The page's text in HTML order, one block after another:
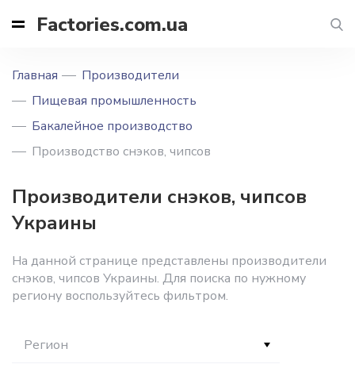
Factories.com.ua
Главная
Производители
Пищевая промышленность
Бакалейное производство
Производство снэков, чипсов
Производители снэков, чипсов
Украины
На данной странице представлены производители
снэков, чипсов Украины. Для поиска по нужному
региону воспользуйтесь фильтром.
Регион